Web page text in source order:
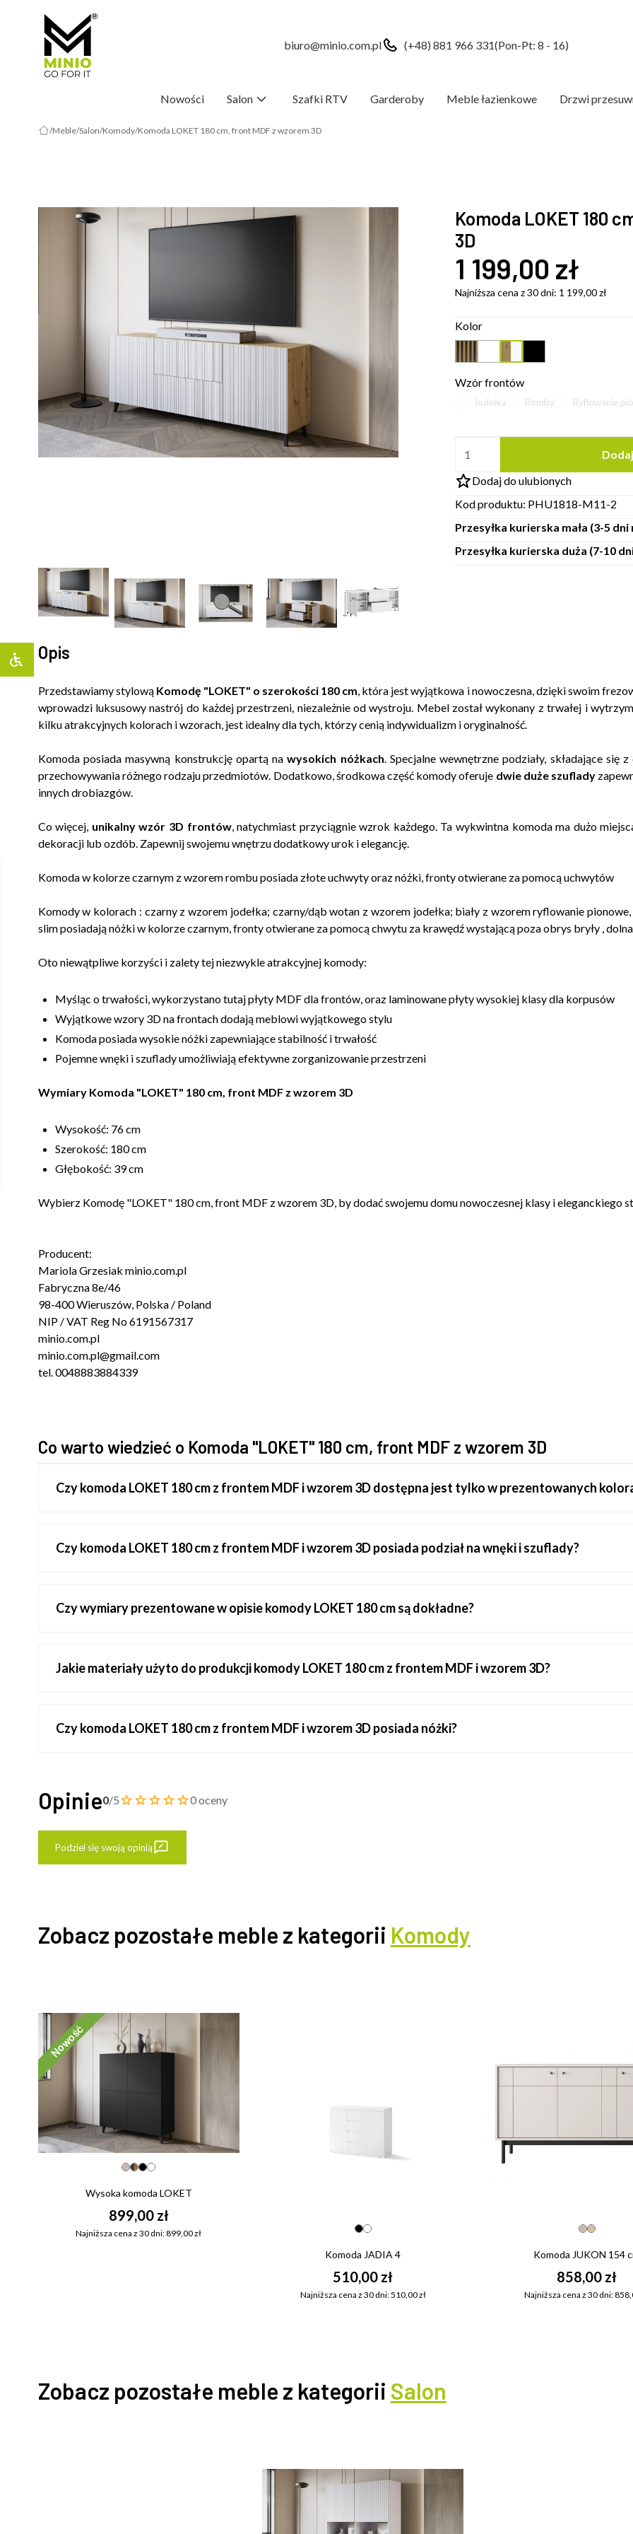
biuro@minio.com.pl (+48) 881 966 331(Pon-Pt: 8 - 16)
Nowości Salon Szafki RTV Garderoby Meble łazienkowe Drzwi
Meble Salon Komody Komoda LOKET 180 cm, front MDF z wzorem 3D
Komoda LOKET 180
3D
1 199,00 zł
Najniższa cena z 30 dni: 1 199,00zł
Kolor
Wzór frontów
Jodełka Romby Ryflowanie
Dodaj do ulubionych
Kod produktu: PHU1818-M11-2
Przesyłka kurierska mała (3-5
Przesyłka kurierska duża (7-10
Opis
Przedstawiamy stylową Komodę "LOKET" o szerokości 180 cm, która jest wyjątkowa i nowoczesna, dzięki swoim
wprowadzi luksusowy nastrój do każdej przestrzeni, niezależnie od wystroju. Mebel został wykonany z trwałej i
kilku atrakcyjnych kolorach i wzorach, jest idealny dla tych, którzy cenią indywidualizm i oryginalność.
Komoda posiada masywną konstrukcję opartą nawysokich nóżkach. Specjalne wewnętrzne podziały, składające
przechowywania różnego rodzaju przedmiotów. Dodatkowo, środkowa część komody oferuje dwie duże szuflady
innych drobiazgów.
Co więcej, unikalny wzór 3D frontów, natychmiast przyciągnie wzrok każdego. Ta wykwintna komoda ma dużo
dekoracji lub ozdób. Zapewnij swojemu wnętrzu dodatkowy urok i elegancję.
Komoda w kolorze czarnym z wzorem rombu posiada złote uchwyty oraz nóżki, fronty otwierane za pomocą uchwytów
Komody w kolorach : czarny z wzorem jodełka; czarny/dąb wotan z wzorem jodełka; biały z wzorem ryflowanie
slim posiadają nóżki w kolorze czarnym, fronty otwierane za pomocą chwytu za krawędź wystającą poza obrys bryły ,
Oto niewątpliwe korzyści i zalety tej niezwykle atrakcyjnej komody:
Myśląc o trwałości, wykorzystano tutaj płyty MDF dla frontów, oraz laminowane płyty wysokiej klasy dla korpusów
Wyjątkowe wzory 3D na frontach dodają meblowi wyjątkowego stylu
Komoda posiada wysokie nóżki zapewniające stabilność i trwałość
Pojemne wnęki i szuflady umożliwiają efektywne zorganizowanie przestrzeni
Wymiary Komoda "LOKET" 180 cm, front MDF z wzorem 3D
Wysokość: 76 cm
Szerokość: 180 cm
Głębokość: 39 cm
Wybierz Komodę "LOKET" 180 cm, front MDF z wzorem 3D, by dodać swojemu domu nowoczesnej klasy i eleganckiego
Producent:
Mariola Grzesiak minio.com.pl
Fabryczna 8e/46
98-400 Wieruszów, Polska / Poland
NIP / VAT Reg No 6191567317
minio.com.pl
minio.com.pl@gmail.com
tel. 0048883884339
Co warto wiedzieć o Komoda "LOKET" 180 cm, front MDF z wzorem 3D
Czy komoda LOKET 180 cm z frontem MDF i wzorem 3D dostępna jest tylko w prezentowanych
Czy komoda LOKET 180 cm z frontem MDF i wzorem 3D posiada podział na wnęki i szuflady?
Czy wymiary prezentowane w opisie komody LOKET 180 cm są dokładne?
Jakie materiały użyto do produkcji komody LOKET 180 cm z frontem MDF i wzorem 3D?
Czy komoda LOKET 180 cm z frontem MDF i wzorem 3D posiada nóżki?
Opinie0/5 0 oceny
Podziel się swoją opinią
Zobacz pozostałe meble z kategorii Komody
Nowość
Wysoka komoda LOKET
899,00 zł
Najniższa cena z 30 dni: 899,00 zł
Komoda JADIA 4
510,00 zł
Najniższa cena z 30 dni: 510,00 zł
Komoda JUKON 154
858,00 zł
Najniższa cena z 30 dni:
Zobacz pozostałe meble z kategorii Salon